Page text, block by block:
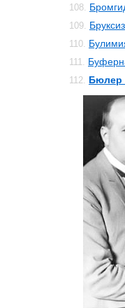
108.
109.
110.
111.
112. Бюлер